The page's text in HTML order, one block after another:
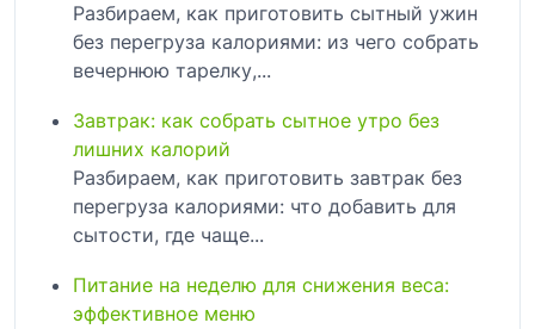
Разбираем, как приготовить сытный ужин
без перегруза калориями: из чего собрать
вечернюю тарелку,...
Завтрак: как собрать сытное утро без
лишних калорий
Разбираем, как приготовить завтрак без
перегруза калориями: что добавить для
сытости, где чаще...
Питание на неделю для снижения веса:
эффективное меню